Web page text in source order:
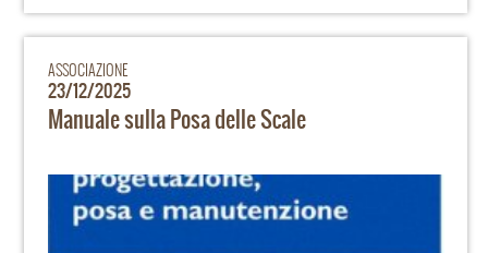
ASSOCIAZIONE
23/12/2025
Manuale sulla Posa delle Scale